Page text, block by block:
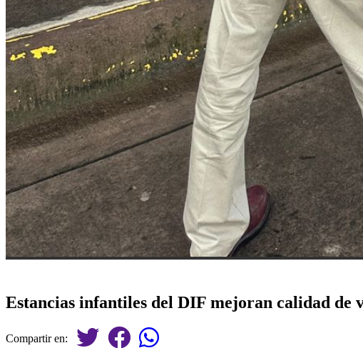
Estancias infantiles del DIF mejoran calidad de
Compartir en: